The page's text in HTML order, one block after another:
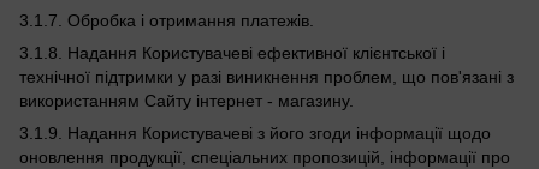
3.1.7. Обробка і отримання платежів.
3.1.8. Надання Користувачеві ефективної клієнтської і
технічної підтримки у разі виникнення проблем, що пов'язані з
використанням Сайту інтернет - магазину.
3.1.9. Надання Користувачеві з його згоди інформації щодо
оновлення продукції, спеціальних пропозицій, інформації про